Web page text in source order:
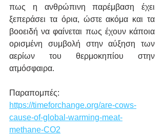
πως η ανθρώπινη παρέμβαση έχει
ξεπεράσει τα όρια, ώστε ακόμα και τα
βοοειδή να φαίνεται πως έχουν κάποια
ορισμένη συμβολή στην αύξηση των
αερίων του θερμοκηπίου στην
ατμόσφαιρα.
Παραπομπές:
https://timeforchange.org/are-cows-
cause-of-global-warming-meat-
methane-CO2